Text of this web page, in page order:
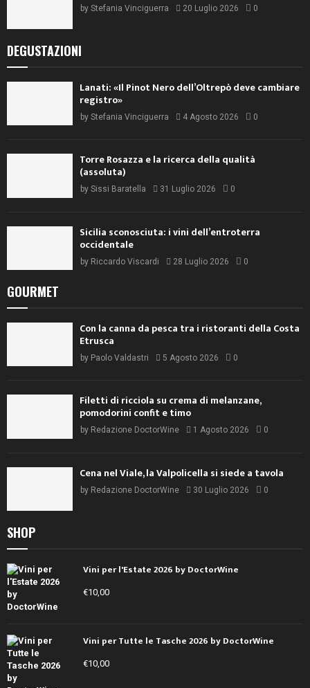
by Stefania Vinciguerra 20 Luglio 2026 0
DEGUSTAZIONI
Lanati: «Il Pinot Nero dell’Oltrepò deve cambiare
registro»
by Stefania Vinciguerra 4 Agosto 2026 0
Torre Rosazza e la ricerca della qualità
(assoluta)
by Sissi Baratella 31 Luglio 2026 0
Sicilia sconosciuta: i vini dell’entroterra
occidentale
by Riccardo Viscardi 28 Luglio 2026 0
GOURMET
Con la canna da pesca tra i ristoranti della Costa
Etrusca
by Paolo Valdastri 5 Agosto 2026 0
Filetti di ricciola su crema di melanzane,
pomodorini confit e timo
by Redazione DoctorWine 1 Agosto 2026 0
Cena nel Viale, la Valpolicella si siede a tavola
by Redazione DoctorWine 30 Luglio 2026 0
SHOP
Vini per l'Estate 2026 by DoctorWine
€10,00
Vini per Tutte le Tasche 2026 by DoctorWine
€10,00